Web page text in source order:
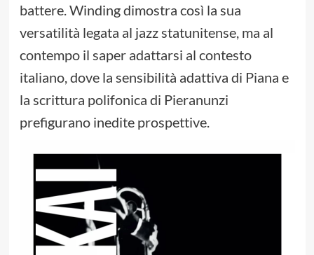
battere. Winding dimostra così la sua
versatilità legata al jazz statunitense, ma al
contempo il saper adattarsi al contesto
italiano, dove la sensibilità adattiva di Piana e
la scrittura polifonica di Pieranunzi
prefigurano inedite prospettive.